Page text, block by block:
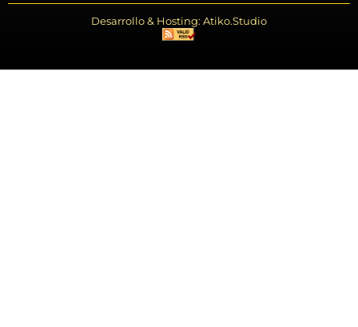
Desarrollo & Hosting: Atiko.Studio